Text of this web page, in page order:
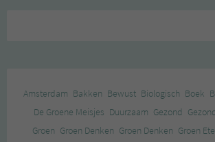
Amsterdam Bakken Bewust Biologisch Boek
De Groene Meisjes Duurzaam Gezond
Groen Groen Denken Groen Denken Groen